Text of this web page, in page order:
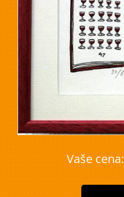
Vaše cena: